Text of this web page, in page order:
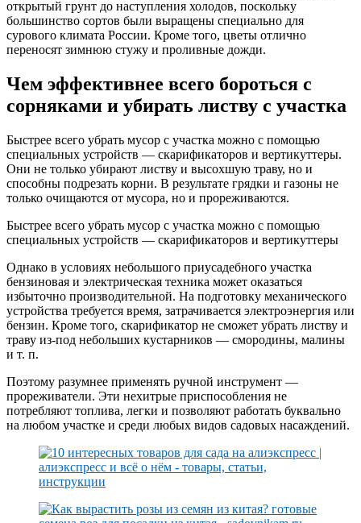
открытый грунт до наступления холодов, поскольку
большинство сортов были выращены специально для
сурового климата России. Кроме того, цветы отлично
переносят зимнюю стужу и проливные дожди.
Чем эффективнее всего бороться с
сорняками и убирать листву с участка
Быстрее всего убрать мусор с участка можно с помощью
специальных устройств — скарификаторов и вертикуттеры.
Они не только убирают листву и высохшую траву, но и
способны подрезать корни. В результате грядки и газоны не
только очищаются от мусора, но и прореживаются.
Быстрее всего убрать мусор с участка можно с помощью
специальных устройств — скарификаторов и вертикуттеры
Однако в условиях небольшого приусадебного участка
бензиновая и электрическая техника может оказаться
избыточно производительной. На подготовку механического
устройства требуется время, затрачивается электроэнергия или
бензин. Кроме того, скарификатор не сможет убрать листву и
траву из-под небольших кустарников — смородины, малины
и т. п.
Поэтому разумнее применять ручной инструмент —
прореживатели. Эти нехитрые приспособления не
потребляют топлива, легки и позволяют работать буквально
на любом участке и среди любых видов садовых насаждений.